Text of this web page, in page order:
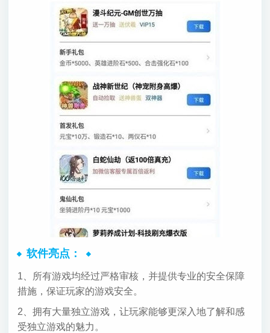
软件亮点：
1、所有游戏均经过严格审核，并提供专业的安全保障
措施，保证玩家的游戏安全。
2、拥有大量独立游戏，让玩家能够更深入地了解和感
受独立游戏的魅力。